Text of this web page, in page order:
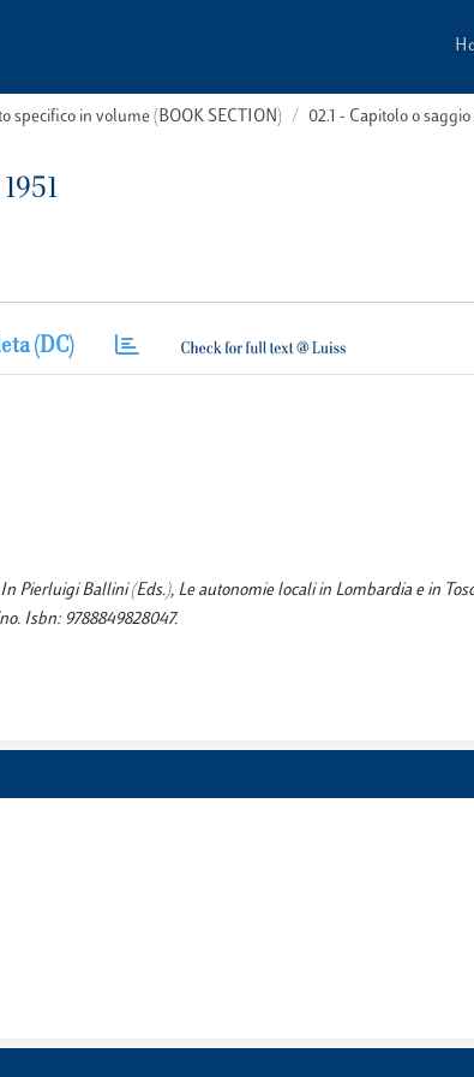
specifico in volume (BOOK SECTION) 02.1 - Capitolo o
(DC)
Pierluigi Ballini (Eds.), Le autonomie locali in Lombardia e in
Isbn: 9788849828047.